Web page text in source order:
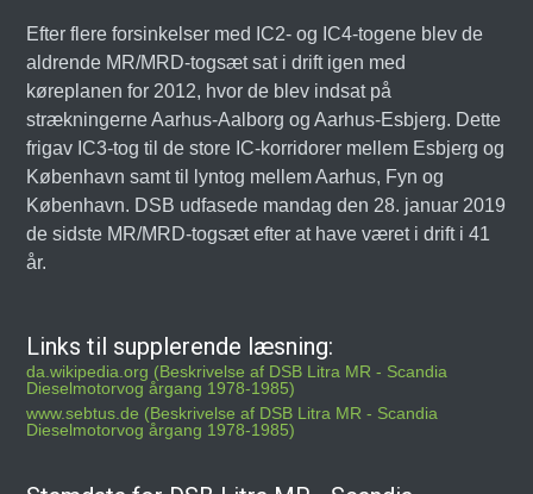
Efter flere forsinkelser med IC2- og IC4-togene blev de
aldrende MR/MRD-togsæt sat i drift igen med
køreplanen for 2012, hvor de blev indsat på
strækningerne Aarhus-Aalborg og Aarhus-Esbjerg. Dette
frigav IC3-tog til de store IC-korridorer mellem Esbjerg og
København samt til lyntog mellem Aarhus, Fyn og
København. DSB udfasede mandag den 28. januar 2019
de sidste MR/MRD-togsæt efter at have været i drift i 41
år.
Links til supplerende læsning:
da.wikipedia.org (Beskrivelse af DSB Litra MR - Scandia
Dieselmotorvog årgang 1978-1985)
www.sebtus.de (Beskrivelse af DSB Litra MR - Scandia
Dieselmotorvog årgang 1978-1985)